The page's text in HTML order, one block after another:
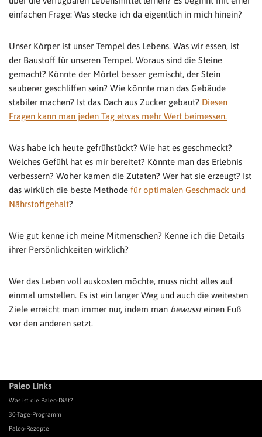
einfachen Frage: Was stecke ich da eigentlich in mich hinein?
Unser Körper ist unser Tempel des Lebens. Was wir essen, ist
der Baustoff für unseren Tempel. Woraus sind die Steine
gemacht? Könnte der Mörtel besser gemischt, der Stein
sauberer geschliffen sein? Wie könnte man das Gebäude
stabiler machen? Ist das Dach aus Zucker gebaut? Diesen
Fragen kann man jeden Tag etwas mehr Wert beimessen.
Was habe ich heute gefrühstückt? Wie hat es geschmeckt?
Welches Gefühl hat es mir bereitet? Könnte man das Erlebnis
verbessern? Woher kamen die Zutaten? Wer hat sie erzeugt? Ist
das wirklich die beste Methode für optimalen Geschmack und
Nährstoffgehalt?
Wie gut kenne ich meine Mitmenschen? Kenne ich die Details
ihrer Persönlichkeiten wirklich?
Wer das Leben voll auskosten möchte, muss nicht alles auf
einmal umstellen. Es ist ein langer Weg und auch die weitesten
Ziele erreicht man immer nur, indem man bewussteinen Fuß
vor den anderen setzt.
Paleo Links
Was ist die Paleo-Diät?
30-Tage-Programm
Paleo-Rezepte